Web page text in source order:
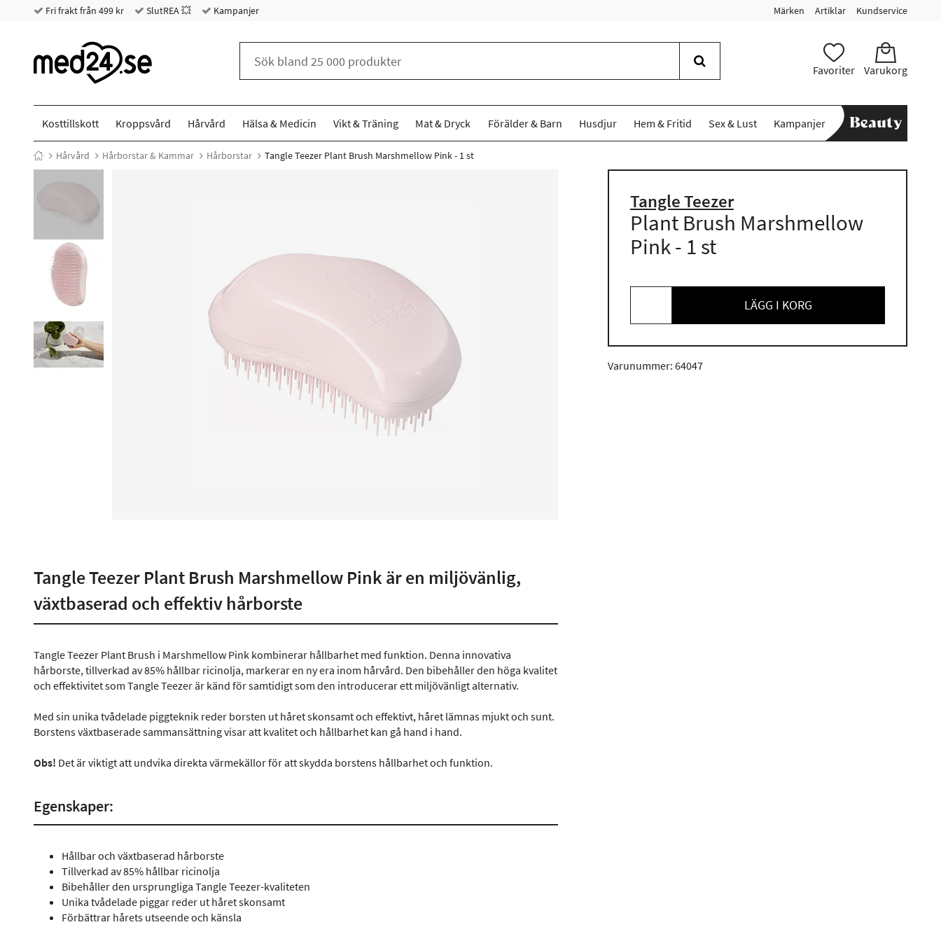
Fri frakt från 499 kr SlutREA 💥 Kampanjer Märken Artiklar Kundservice
Favoriter Varukorg
Kosttillskott Kroppsvård Hårvård Hälsa & Medicin Vikt & Träning Mat & Dryck Förälder & Barn Husdjur Hem & Fritid Sex & Lust Kampanjer
Hårvård Hårborstar & Kammar Hårborstar Tangle Teezer Plant Brush Marshmellow Pink - 1 st
Tangle Teezer
Plant Brush Marshmellow
Pink - 1 st
LÄGG I KORG
Varunummer: 64047
Tangle Teezer Plant Brush Marshmellow Pink är en miljövänlig,
växtbaserad och effektiv hårborste
Tangle Teezer Plant Brush i Marshmellow Pink kombinerar hållbarhet med funktion. Denna innovativa
hårborste, tillverkad av 85% hållbar ricinolja, markerar en ny era inom hårvård. Den bibehåller den höga kvalitet
och effektivitet som Tangle Teezer är känd för samtidigt som den introducerar ett miljövänligt alternativ.
Med sin unika tvådelade piggteknik reder borsten ut håret skonsamt och effektivt, håret lämnas mjukt och sunt.
Borstens växtbaserade sammansättning visar att kvalitet och hållbarhet kan gå hand i hand.
Obs! Det är viktigt att undvika direkta värmekällor för att skydda borstens hållbarhet och funktion.
Egenskaper:
Hållbar och växtbaserad hårborste
Tillverkad av 85% hållbar ricinolja
Bibehåller den ursprungliga Tangle Teezer-kvaliteten
Unika tvådelade piggar reder ut håret skonsamt
Förbättrar hårets utseende och känsla